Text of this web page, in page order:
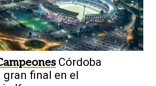
Córdoba
gran final en el